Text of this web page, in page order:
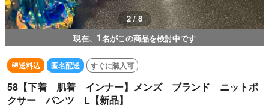
3 / 8
現在、 1名がこの商品を検討中です
送料込 匿名配送 すぐに購入可
58【下着 肌着 インナー】メンズ ブランド ニットボ
クサー パンツ L【新品】